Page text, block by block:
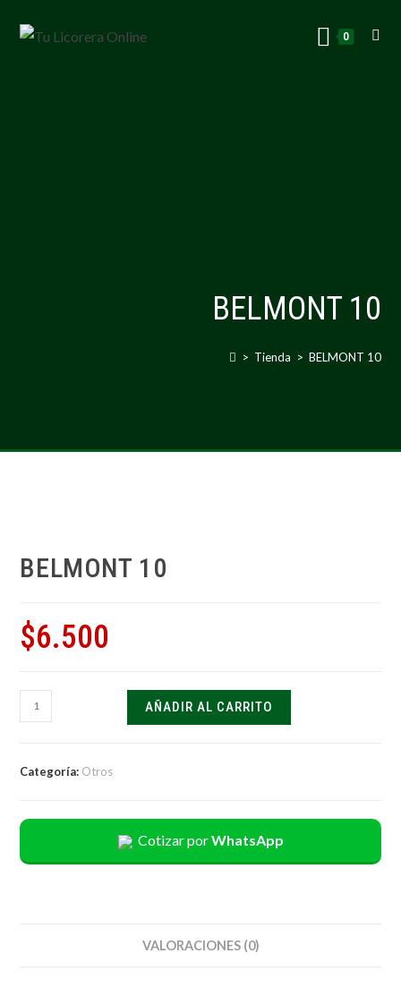
0
BELMONT 10
> Tienda > BELMONT 10
BELMONT 10
$6.500
AÑADIR AL CARRITO
Categoría: Otros
Cotizar porWhatsApp
VALORACIONES (0)